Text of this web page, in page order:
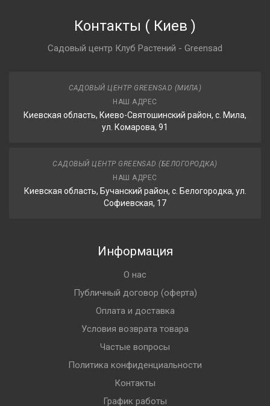
Контакты ( Киев )
Садовый центр Клуб Растений - Greensad
САДОВЫЙ ЦЕНТР GREENSAD (МИЛА)
НАШ АДРЕС
Киевская область, Киево-Святошинский район, с. Мила,
ул. Комарова, 91
САДОВЫЙ ЦЕНТР GREENSAD (БЕЛОГОРОДКА)
НАШ АДРЕС
Киевская область, Бучанский район, с. Белогородка, ул.
Софиевская, 17
Информация
О нас
Публичный договор (оферта)
Оплата и доставка
Условия возврата товара
Частые вопросы
Политика конфиденциальности
Контакты
График работы